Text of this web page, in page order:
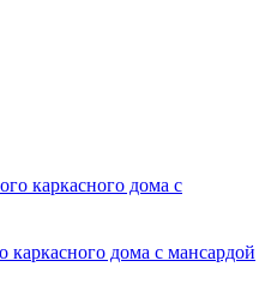
каркасного дома с мансардой